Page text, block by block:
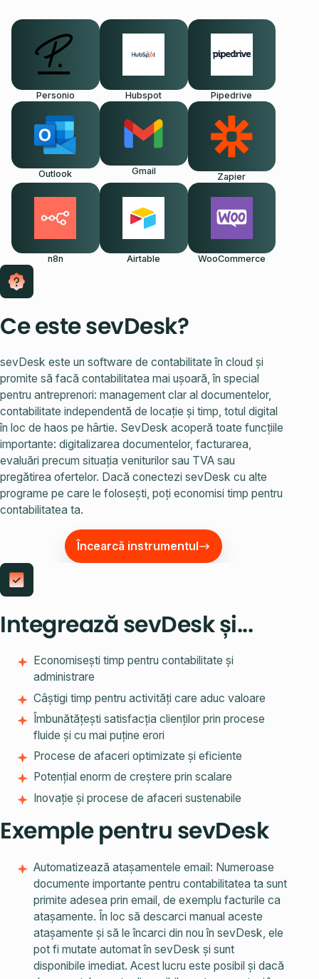
Personio Hubspot Pipedrive
Outlook Gmail
Zapier
n8n Airtable WooCommerce
Ce este sevDesk?
sevDesk este un software de contabilitate în cloud și
promite să facă contabilitatea mai ușoară, în special
pentru antreprenori: management clar al documentelor,
contabilitate independentă de locație și timp, totul digital
în loc de haos pe hârtie. SevDesk acoperă toate funcțiile
importante: digitalizarea documentelor, facturarea,
evaluări precum situația veniturilor sau TVA sau
pregătirea ofertelor. Dacă conectezi sevDesk cu alte
programe pe care le folosești, poți economisi timp pentru
contabilitatea ta.
Încearcă instrumentul
Integrează sevDesk și...
Economisești timp pentru contabilitate și
administrare
Câștigi timp pentru activități care aduc valoare
Îmbunătățești satisfacția clienților prin procese
fluide și cu mai puține erori
Procese de afaceri optimizate și eficiente
Potențial enorm de creștere prin scalare
Inovație și procese de afaceri sustenabile
Exemple pentru sevDesk
Automatizează atașamentele email: Numeroase
documente importante pentru contabilitatea ta sunt
primite adesea prin email, de exemplu facturile ca
atașamente. În loc să descarci manual aceste
atașamente și să le încarci din nou în sevDesk, ele
pot fi mutate automat în sevDesk și sunt
disponibile imediat. Acest lucru este posibil și dacă